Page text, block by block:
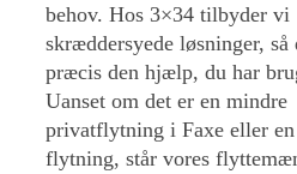
behov. Hos 3×34 tilbyder vi
skræddersyede løsninger, så
præcis den hjælp, du har
Uanset om det er en mindre
privatflytning i Faxe eller
flytning, står vores